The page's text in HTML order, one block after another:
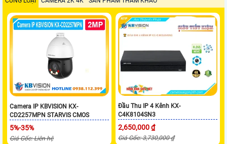
Camera IP KBVISION KX-
CD2257MPN STARVIS CMOS
5%-35%
Giá Gốc: Liên hệ
Đầu Thu IP 4 Kênh KX-
C4K8104SN3
2,650,000 ₫
Giá Gốc: 3,730,000 ₫